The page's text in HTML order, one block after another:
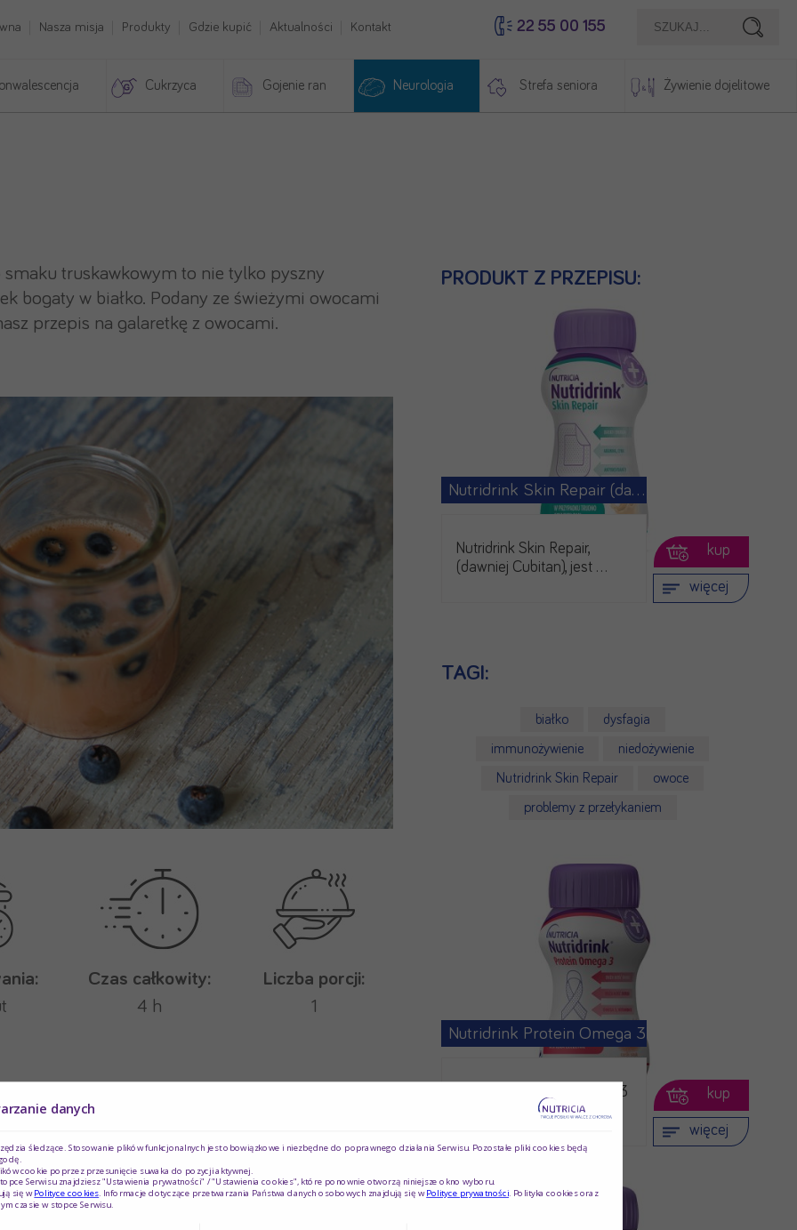
Nasza misja Produkty Gdzie kupić Aktualności Kontakt 22 55 00 155 Szukaj
Cukrzyca Gojenie ran Neurologia Strefa seniora Żywienie dojelitowe
truskawkowym to nie tylko pyszny
bogaty w białko. Podany ze świeżymi owocami
przepis na galaretkę z owocami.
Czas całkowity:
4 h
Liczba porcji:
1
– 3/4 butelki),
(garść – ok. 50 g),
PRODUKT Z PRZEPISU:
Nutridrink Skin Repair (dawniej …
Nutridrink Skin Repair,
(dawniej Cubitan), jest …
więcej
kup
TAGI:
białko dysfagia
immunożywienie niedożywienie
Nutridrink Skin Repair owoce
problemy z przełykaniem
Nutridrink Protein Omega 3
Nutridrink Protein Omega 3
więcej
kup
danych
śledzące. Stosowanie plików funkcjonalnych jest obowiązkowe i niezbędne do poprawnego działania Serwisu. Pozostałe pliki cookies będą
cookie poprzez przesunięcie suwaka do pozycji aktywnej.
Serwisu znajdziesz "Ustawienia prywatności" / "Ustawienia cookies", które ponownie otworzą niniejsze okno wyboru.
się wPolityce cookies. Informacje dotyczące przetwarzania Państwa danych osobowych znajdują się wPolityce prywatności. Polityka cookies oraz
czasie w stopce Serwisu.